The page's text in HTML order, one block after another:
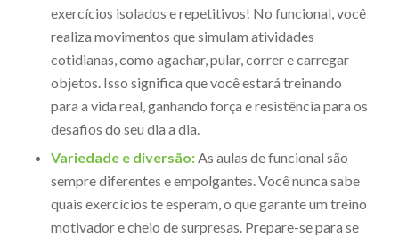
exercícios isolados e repetitivos! No funcional, você
realiza movimentos que simulam atividades
cotidianas, como agachar, pular, correr e carregar
objetos. Isso significa que você estará treinando
para a vida real, ganhando força e resistência para os
desafios do seu dia a dia.
Variedade e diversão:As aulas de funcional são
sempre diferentes e empolgantes. Você nunca sabe
quais exercícios te esperam, o que garante um treino
motivador e cheio de surpresas. Prepare-se para se